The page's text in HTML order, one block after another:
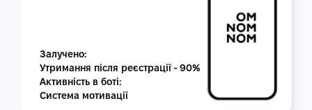
Залучено:
Утримання після реєстрації - 90%
Активність в боті:
Система мотивації